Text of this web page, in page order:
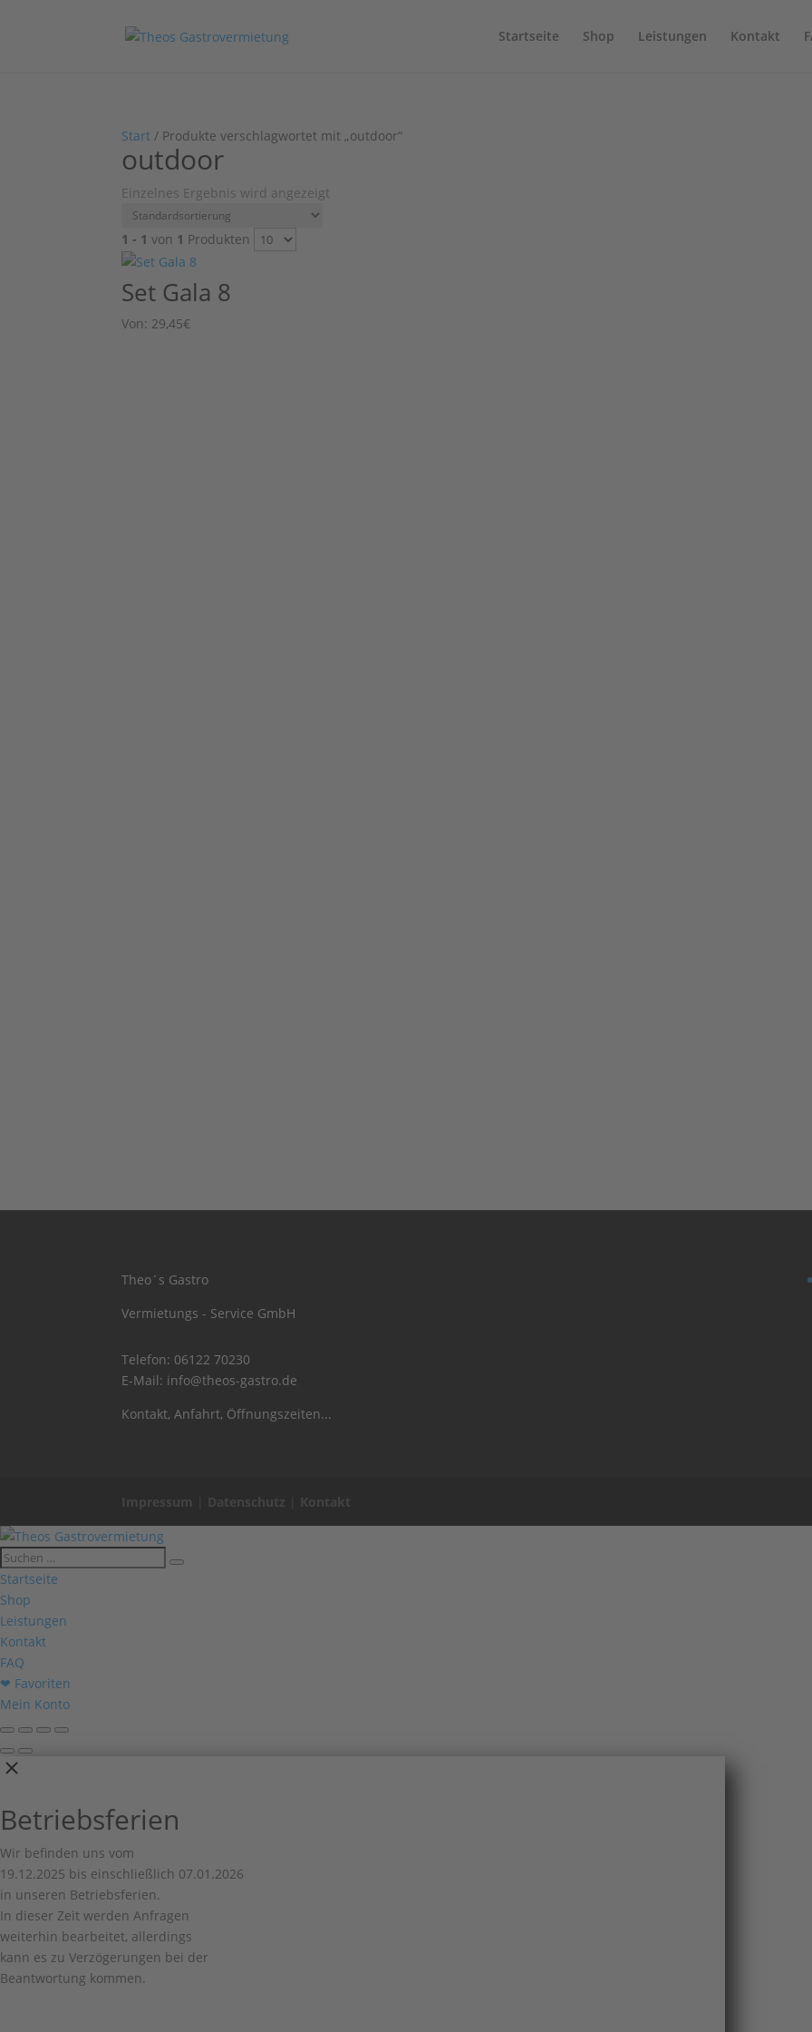
Startseite Shop Leistungen Kontakt
Start / Produkte verschlagwortet mit „outdoor“
outdoor
Einzelnes Ergebnis wird angezeigt
1 - 1 von 1 Produkten
Set Gala 8
Von: 29,45€
Theo´s Gastro
Vermietungs - Service GmbH
Telefon: 06122 70230
E-Mail: info@theos-gastro.de
Kontakt, Anfahrt, Öffnungszeiten...
Impressum Datenschutz Kontakt
Startseite
Shop
Leistungen
Kontakt
FAQ
❤ Favoriten
Mein Konto
Betriebsferien
Wir befinden uns vom
19.12.2025 bis einschließlich 07.01.2026
in unseren Betriebsferien.
In dieser Zeit werden Anfragen
weiterhin bearbeitet, allerdings
kann es zu Verzögerungen bei der
Beantwortung kommen.